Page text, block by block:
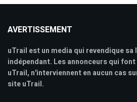
AVERTISSEMENT
uTrail est un media qui revendique
indépendant. Les annonceurs qui
uTrail, n'interviennent en aucun cas
site uTrail.